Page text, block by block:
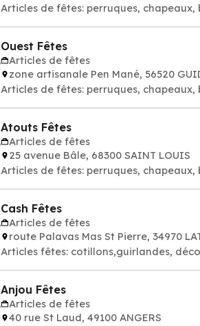
Articles de fêtes: perruques,
Ouest Fêtes
Articles de fêtes
zone artisanale Pen Mané, 56520
Articles de fêtes: perruques,
Atouts Fêtes
Articles de fêtes
25 avenue Bâle, 68300 SAINT LOUIS
Articles de fêtes: perruques,
Cash Fêtes
Articles de fêtes
route Palavas Mas St Pierre, 34970
Articles fêtes: cotillons,guirlandes,
Anjou Fêtes
Articles de fêtes
40 rue St Laud, 49100 ANGERS